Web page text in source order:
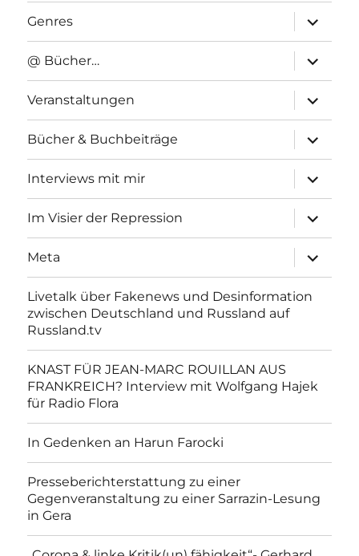
Genres
anzeigen
@ Bücher…
anzeigen
Veranstaltungen
anzeigen
Bücher & Buchbeiträge
anzeigen
Interviews mit mir
anzeigen
Im Visier der Repression
anzeigen
Meta
anzeigen
Livetalk über Fakenews und Desinformation
zwischen Deutschland und Russland auf
Russland.tv
KNAST FÜR JEAN-MARC ROUILLAN AUS
FRANKREICH? Interview mit Wolfgang Hajek
für Radio Flora
In Gedenken an Harun Farocki
Presseberichterstattung zu einer
Gegenveranstaltung zu einer Sarrazin-Lesung
in Gera